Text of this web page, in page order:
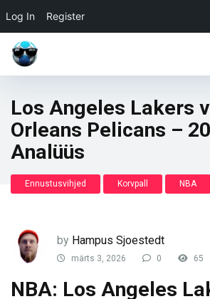
Log In Register
Los Angeles Lakers
Orleans Pelicans –
Analüüs
Ennustusvihjed Korvpall NBA
by Hampus Sjoestedt
märts 3, 2026 0 65
NBA: Los Angeles